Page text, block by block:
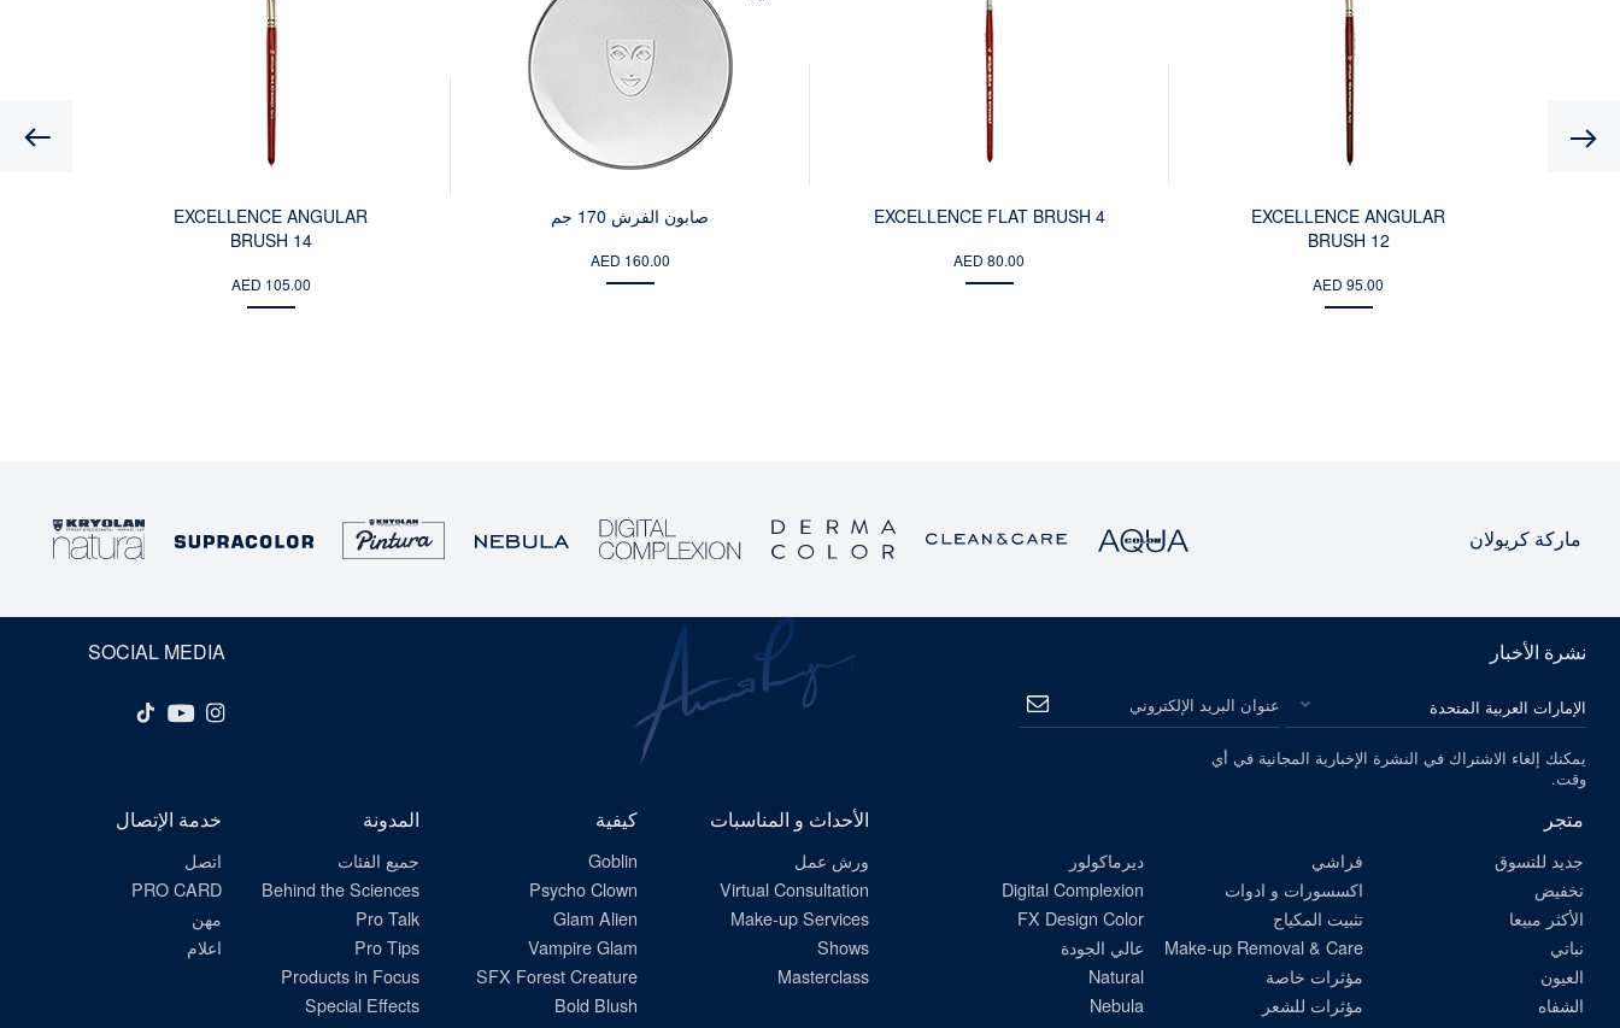
Previous
EXCELLENCE ANGULAR
BRUSH 12
AED 95.00
EXCELLENCE FLAT BRUSH 4
AED 80.00
صابون الفرش 170 جم
AED 160.00
EXCELLENCE ANGULAR
BRUSH 14
AED 105.00
ماركة كريولان
SOCIAL MEDIA نشرة الأخبار
الرجاء اختيار بلدك
عنوان البريد الإلكتروني
الاشتراك
يمكنك إلغاء الاشتراك في النشرة الإخبارية المجانية في أي
وقت.
متجر
جديد للتسوق
تخفيض
الأكثر مبيعا
نباتي
العيون
الشفاه
فراشي
اكسسورات و ادوات
تثبيت المكياج
Make-up Removal & Care
مؤثرات خاصة
مؤثرات للشعر
ديرماكولور
Digital Complexion
FX Design Color
عالي الجودة
Natural
Nebula
الأحداث و المناسبات
ورش عمل
Virtual Consultation
Make-up Services
Shows
Masterclass
كيفية
Goblin
Psycho Clown
Glam Alien
Vampire Glam
SFX Forest Creature
Bold Blush
المدونة
جميع الفئات
Behind the Sciences
Pro Talk
Pro Tips
Products in Focus
Special Effects
خدمة الإتصال
اتصل
PRO CARD
مهن
اعلام